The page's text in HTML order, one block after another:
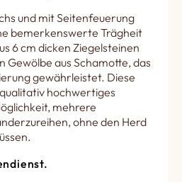
und mit Seitenfeuerung
bemerkenswerte Trägheit
6 cm dicken Ziegelsteinen
Gewölbe aus Schamotte, das
gewährleistet. Diese
hochwertiges
mehrere
ohne den Herd